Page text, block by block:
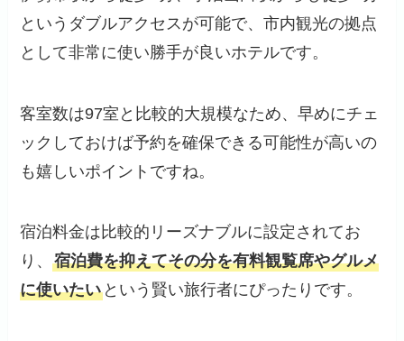
というダブルアクセスが可能で、市内観光の拠点
として非常に使い勝手が良いホテルです。
客室数は97室と比較的大規模なため、早めにチェ
ックしておけば予約を確保できる可能性が高いの
も嬉しいポイントですね。
宿泊料金は比較的リーズナブルに設定されてお
り、宿泊費を抑えてその分を有料観覧席やグルメ
に使いたい という賢い旅行者にぴったりです。